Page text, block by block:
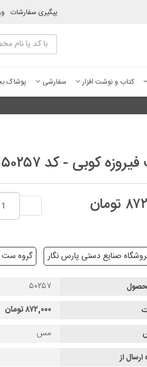
پیگیری سفارشات
کتاب و نوشت افزار سفارشی
پوشاک
کوبی - کد ۵۰۲۵۷
صنایع دستی پارس نگار گروه
۵۰۲۵۷
۸۷۲,۰۰۰ تومان
مس
ارسال از